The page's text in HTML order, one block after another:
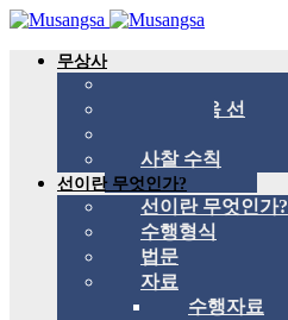
무상사
국제 관음 선
사찰 수칙
선이란 무엇인가?
선이란 무엇인가?
수행형식
법문
자료
수행자료